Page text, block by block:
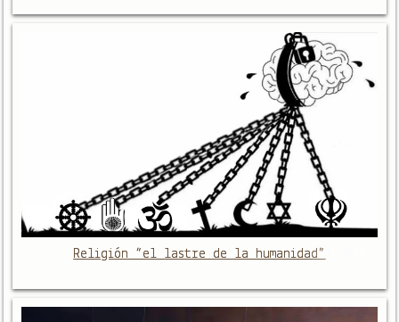
Religión “el lastre de la humanidad”